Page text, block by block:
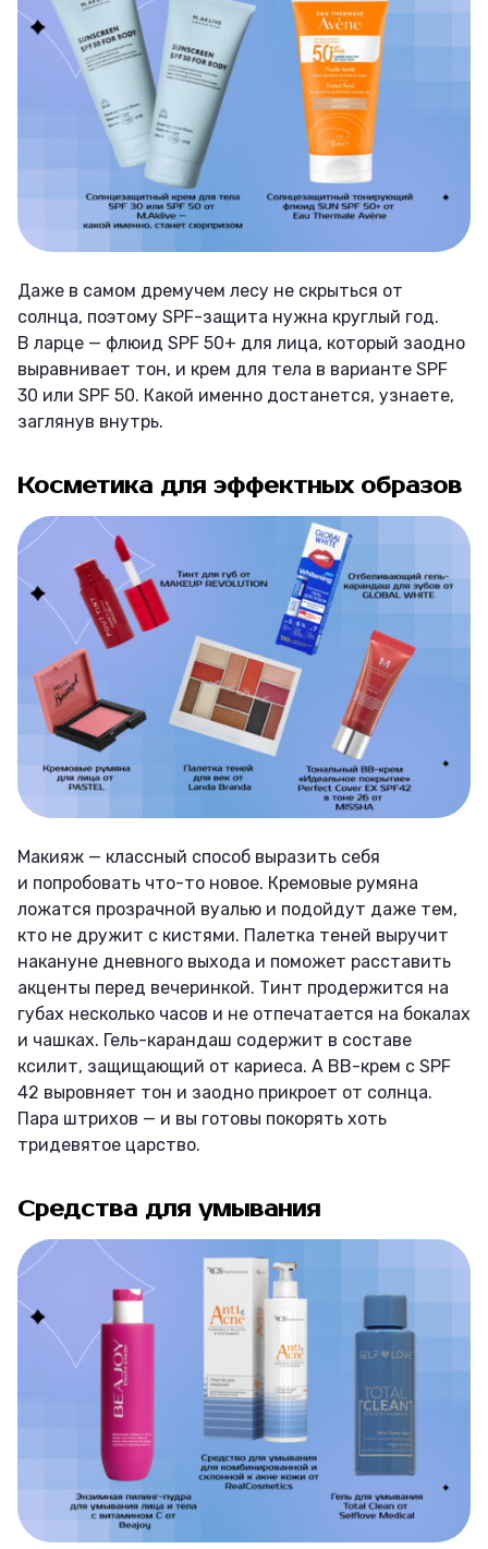
Даже в самом дремучем лесу не скрыться от
солнца, поэтому SPF-защита нужна круглый год.
В ларце — флюид SPF 50+ для лица, который заодно
выравнивает тон, и крем для тела в варианте SPF
30 или SPF 50. Какой именно достанется, узнаете,
заглянув внутрь.
Косметика для эффектных образов
Макияж — классный способ выразить себя
и попробовать что-то новое. Кремовые румяна
ложатся прозрачной вуалью и подойдут даже тем,
кто не дружит с кистями. Палетка теней выручит
накануне дневного выхода и поможет расставить
акценты перед вечеринкой. Тинт продержится на
губах несколько часов и не отпечатается на бокалах
и чашках. Гель-карандаш содержит в составе
ксилит, защищающий от кариеса. А BB-крем с SPF
42 выровняет тон и заодно прикроет от солнца.
Пара штрихов — и вы готовы покорять хоть
тридевятое царство.
Средства для умывания